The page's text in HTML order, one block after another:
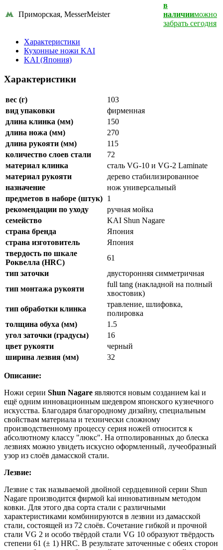
Приморская, MesserMeister
в
наличииможно
забрать сегодня
Характеристики
Кухонные ножи KAI
KAI (Япония)
Характеристики
вес (г)
103
вид упаковки
фирменная
длина клинка (мм)
150
длина ножа (мм)
270
длина рукояти (мм)
115
количество слоев стали
72
материал клинка
сталь VG-10 и VG-2 Laminate
материал рукояти
дерево стабилизированное
назначение
нож универсальный
предметов в наборе (штук) 1
рекомендации по уходу
ручная мойка
семейство
KAI Shun Nagare
страна бренда
Япония
страна изготовитель
Япония
твердость по шкале
Роквелла (HRC)
61
тип заточки
двусторонняя симметричная
тип монтажа рукояти
full tang (накладной на полный
хвостовик)
тип обработки клинка
травление, шлифовка,
полировка
толщина обуха (мм)
1.5
угол заточки (градусы)
16
цвет рукояти
черный
ширина лезвия (мм)
32
Описание:
Ножи серии Shun Nagare являются новым созданием kai и
ещё одним инновационным шедевром японского кузнечного
искусства. Благодаря благородному дизайну, специальным
свойствам материала и технически сложному
производственному процессу серия ножей относится к
абсолютному классу "люкс". На отполированных до блеска
лезвиях можно увидеть искусно оформленный, лучеобразный
узор из слоёв дамасской стали.
Лезвие:
Лезвие с так называемой двойной сердцевиной серии Shun
Nagare производится фирмой kai инновативным методом
ковки. Для этого два сорта стали с различными
характеристиками комбинируются в лезвии из дамасской
стали, состоящей из 72 слоёв. Сочетание гибкой и прочной
стали VG 2 и особо твёрдой стали VG 10 образуют твёрдость
степени 61 (± 1) HRC. В результате заточенные с обеих сторон